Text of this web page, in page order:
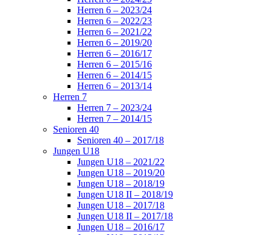
Herren 6 – 2023/24
Herren 6 – 2022/23
Herren 6 – 2021/22
Herren 6 – 2019/20
Herren 6 – 2016/17
Herren 6 – 2015/16
Herren 6 – 2014/15
Herren 6 – 2013/14
Herren 7
Herren 7 – 2023/24
Herren 7 – 2014/15
Senioren 40
Senioren 40 – 2017/18
Jungen U18
Jungen U18 – 2021/22
Jungen U18 – 2019/20
Jungen U18 – 2018/19
Jungen U18 II – 2018/19
Jungen U18 – 2017/18
Jungen U18 II – 2017/18
Jungen U18 – 2016/17